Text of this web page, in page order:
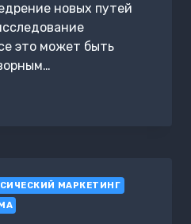
новых путей
это может быть
МАРКЕТИНГ